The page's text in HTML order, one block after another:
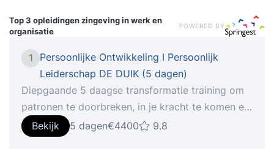
Top 3 opleidingenzingeving in werk en
organisatie
POWERED BY
1
Persoonlijke Ontwikkeling I Persoonlijk
Leiderschap DE DUIK (5 dagen)
Diepgaande 5 daagse transformatie training om
patronen te doorbreken, in je kracht te komen en
je potentieel volledig te benutten. Een
levensveranderende ervaring voor velen. Meer
Bekijk 5 dagen€4400 9.8